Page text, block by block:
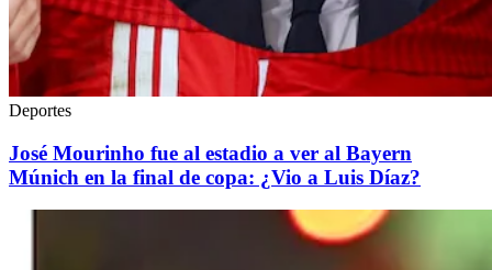
Deportes
José Mourinho fue al estadio a ver al Bayern
Múnich en la final de copa: ¿Vio a Luis Díaz?